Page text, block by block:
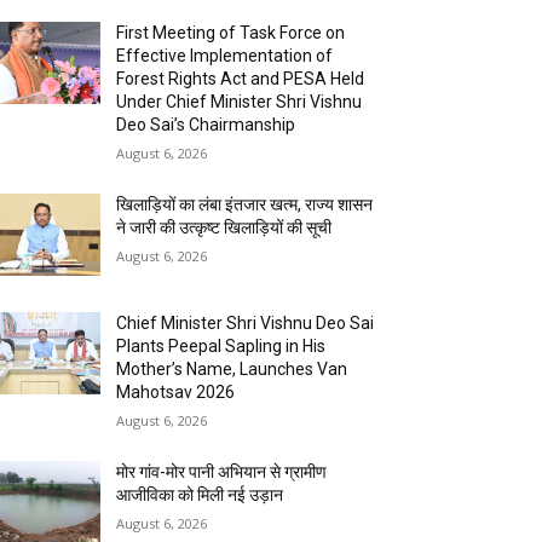
First Meeting of Task Force on
Effective Implementation of
Forest Rights Act and PESA Held
Under Chief Minister Shri Vishnu
Deo Sai’s Chairmanship
August 6, 2026
खिलाड़ियों का लंबा इंतजार खत्म, राज्य शासन
ने जारी की उत्कृष्ट खिलाड़ियों की सूची
August 6, 2026
Chief Minister Shri Vishnu Deo Sai
Plants Peepal Sapling in His
Mother’s Name, Launches Van
Mahotsav 2026
August 6, 2026
मोर गांव-मोर पानी अभियान से ग्रामीण
आजीविका को मिली नई उड़ान
August 6, 2026